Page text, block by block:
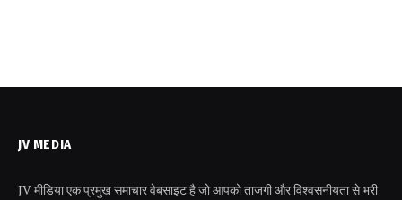
JV MEDIA
JV मीडिया एक प्रमुख समाचार वेबसाइट है जो आपको ताजगी और विश्वसनीयता से भरी